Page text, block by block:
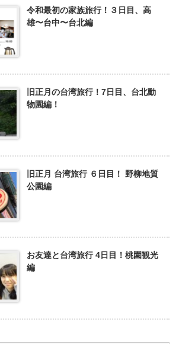
令和最初の家族旅行！３日目、高
雄〜台中〜台北編
旧正月の台湾旅行！7日目、台北動
物園編！
旧正月 台湾旅行 ６日目！ 野柳地質
公園編
お友達と台湾旅行 4日目！桃園観光
編